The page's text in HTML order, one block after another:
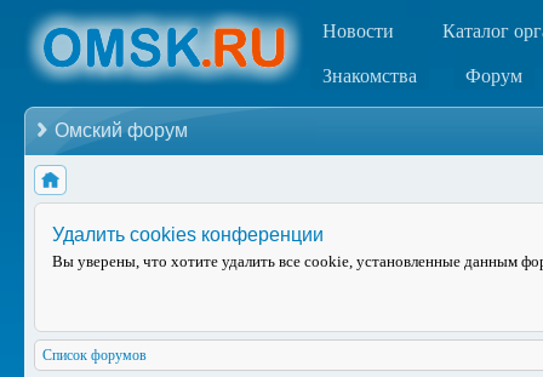
Новости Каталог
Знакомства Форум
Омский форум
Удалить cookies конференции
Вы уверены, что хотите удалить все cookie, установленные данным
Список форумов